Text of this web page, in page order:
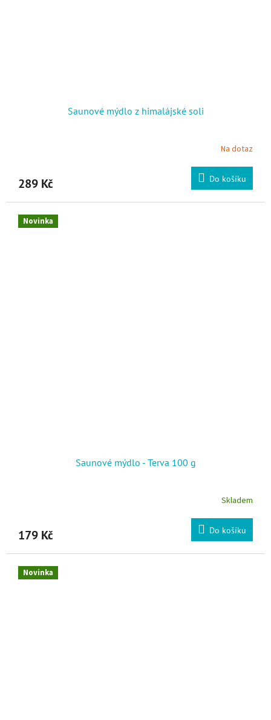
Saunové mýdlo z himalájské soli
Na dotaz
289 Kč Do košíku
Novinka
Saunové mýdlo - Terva 100 g
Skladem
179 Kč Do košíku
Novinka